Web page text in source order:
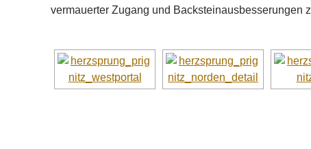
vermauerter Zugang und Backsteinausbesserungen